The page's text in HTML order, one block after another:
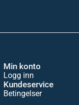
Min konto
Logg inn
Kundeservice
Betingelser